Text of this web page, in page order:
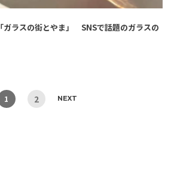
「ガラスの街とやま」 SNSで話題のガラスの
1 2 NEXT